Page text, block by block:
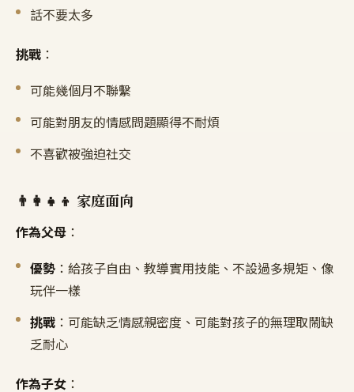
話不要太多
挑戰 ：
可能幾個月不聯繫
可能對朋友的情感問題顯得不耐煩
不喜歡被強迫社交
👨‍👩‍👧‍👦 家庭面向
作為父母 ：
優勢 ：給孩子自由、教導實用技能、不設過多規矩、像
玩伴一樣
挑戰 ：可能缺乏情感親密度、可能對孩子的無理取鬧缺
乏耐心
作為子女 ：